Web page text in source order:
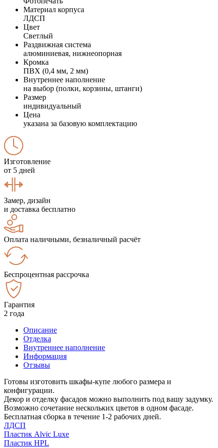
Материал корпуса
ЛДСП
Цвет
Светлый
Раздвижная система
алюминиевая, нижнеопорная
Кромка
ПВХ (0,4 мм, 2 мм)
Внутреннее наполнение
на выбор (полки, корзины, штанги)
Размер
индивидуальный
Цена
указана за базовую комплектацию
Изготовление
от 5 дней
Замер, дизайн
и доставка бесплатно
Оплата наличными, безналичный расчёт
Беспроцентная рассрочка
Гарантия
2 года
Описание
Отделка
Внутреннее наполнение
Информация
Отзывы
Готовы изготовить шкафы-купе любого размера и
конфигурации.
Декор и отделку фасадов можно выполнить под вашу задумку.
Возможно сочетание нескольких цветов в одном фасаде.
Бесплатная сборка в течение 1-2 рабочих дней.
ЛДСП
Пластик Alvic Luxe
Пластик HPL